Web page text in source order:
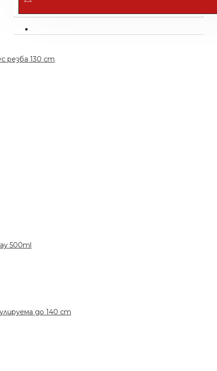
резба 130 cm
500ml
до 140 cm